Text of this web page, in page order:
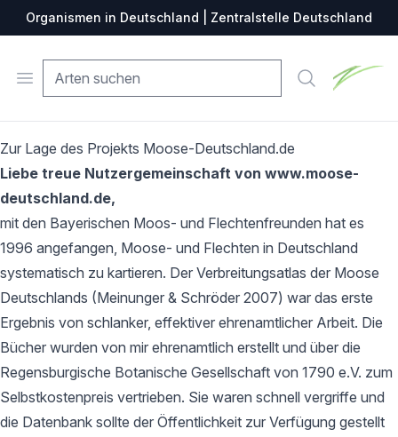
Organismen in Deutschland | Zentralstelle Deutschland
Open menu Suche
Zur Lage des Projekts Moose-Deutschland.de
Liebe treue Nutzergemeinschaft von www.moose-
deutschland.de,
mit den Bayerischen Moos- und Flechtenfreunden hat es
1996 angefangen, Moose- und Flechten in Deutschland
systematisch zu kartieren. Der Verbreitungsatlas der Moose
Deutschlands (Meinunger & Schröder 2007) war das erste
Ergebnis von schlanker, effektiver ehrenamtlicher Arbeit. Die
Bücher wurden von mir ehrenamtlich erstellt und über die
Regensburgische Botanische Gesellschaft von 1790 e.V. zum
Selbstkostenpreis vertrieben. Sie waren schnell vergriffe und
die Datenbank sollte der Öffentlichkeit zur Verfügung gestellt